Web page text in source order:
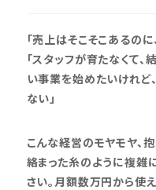
「売上はそこそこあるの
「スタッフが育たなくて
い事業を始めたいけれど
ない」
こんな経営のモヤモヤ、
絡まった糸のように複雑
さい。月額数万円から使